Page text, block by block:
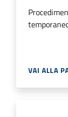
VAI ALLA